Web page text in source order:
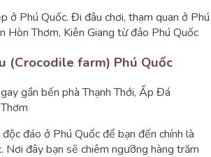
Hòn Thơm, Kiên Giang từ đảo Phú Quốc
(Crocodile farm) Phú Quốc
gần bến phà Thạnh Thới, Ấp Đá
đáo ở Phú Quốc để bạn đến chính là
Nơi đây bạn sẽ chiêm ngưỡng hàng trăm